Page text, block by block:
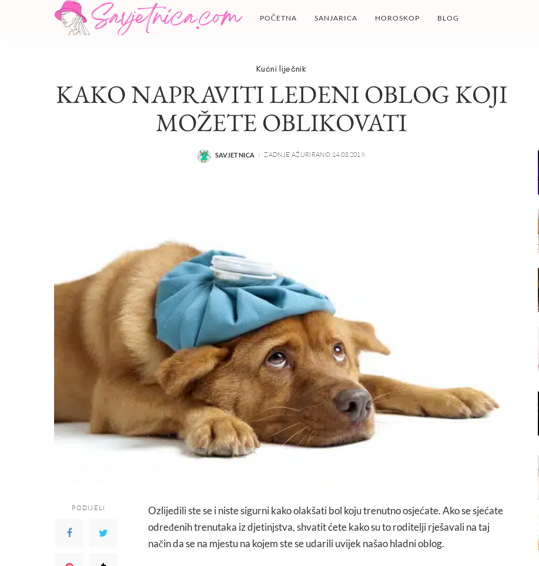
POČETNA SANJARICA HOROSKOP BLOG
Kućni liječnik
KAKO NAPRAVITI LEDENI OBLOG KOJI
MOŽETE OBLIKOVATI
POSTED
SAVJETNICA ZADNJE AŽURIRANO 14.03.2019.
PODIJELI
Ozlijedili ste se i niste sigurni kako olakšati bol koju trenutno osjećate. Ako se sjećate
određenih trenutaka iz djetinjstva, shvatit ćete kako su to roditelji rješavali na taj
način da se na mjestu na kojem ste se udarili uvijek našao hladni oblog.